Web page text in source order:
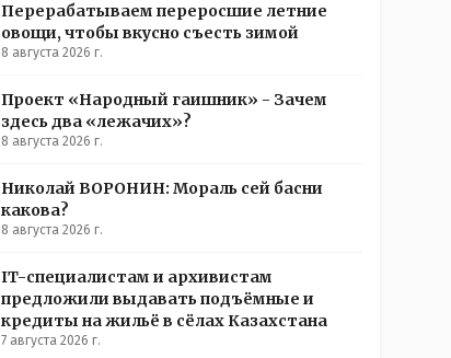
Перерабатываем переросшие летние
овощи, чтобы вкусно съесть зимой
8 августа 2026 г.
Проект «Народный гаишник» - Зачем
здесь два «лежачих»?
8 августа 2026 г.
Николай ВОРОНИН: Мораль сей басни
какова?
8 августа 2026 г.
IT-специалистам и архивистам
предложили выдавать подъёмные и
кредиты на жильё в сёлах Казахстана
7 августа 2026 г.